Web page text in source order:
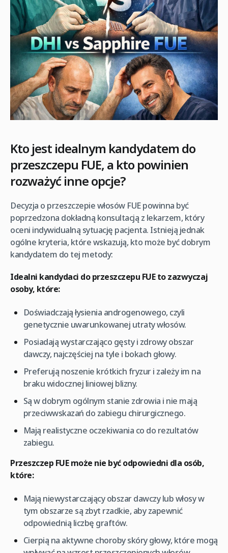
Kto jest idealnym kandydatem do
przeszczepu FUE, a kto powinien
rozważyć inne opcje?
Decyzja o przeszczepie włosów FUE powinna być
poprzedzona dokładną konsultacją z lekarzem, który
oceni indywidualną sytuację pacjenta. Istnieją jednak
ogólne kryteria, które wskazują, kto może być dobrym
kandydatem do tej metody:
Idealni kandydaci do przeszczepu FUE to zazwyczaj
osoby, które:
Doświadczają łysienia androgenowego, czyli
genetycznie uwarunkowanej utraty włosów.
Posiadają wystarczająco gęsty i zdrowy obszar
dawczy, najczęściej na tyle i bokach głowy.
Preferują noszenie krótkich fryzur i zależy im na
braku widocznej liniowej blizny.
Są w dobrym ogólnym stanie zdrowia i nie mają
przeciwwskazań do zabiegu chirurgicznego.
Mają realistyczne oczekiwania co do rezultatów
zabiegu.
Przeszczep FUE może nie być odpowiedni dla osób,
które:
Mają niewystarczający obszar dawczy lub włosy w
tym obszarze są zbyt rzadkie, aby zapewnić
odpowiednią liczbę graftów.
Cierpią na aktywne choroby skóry głowy, które mogą